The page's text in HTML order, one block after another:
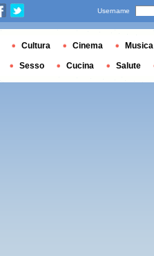
Username
Cultura Cinema Musica
Sesso Cucina Salute